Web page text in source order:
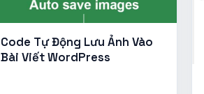
Code Tự Động Lưu Ảnh Vào
Bài Viết WordPress